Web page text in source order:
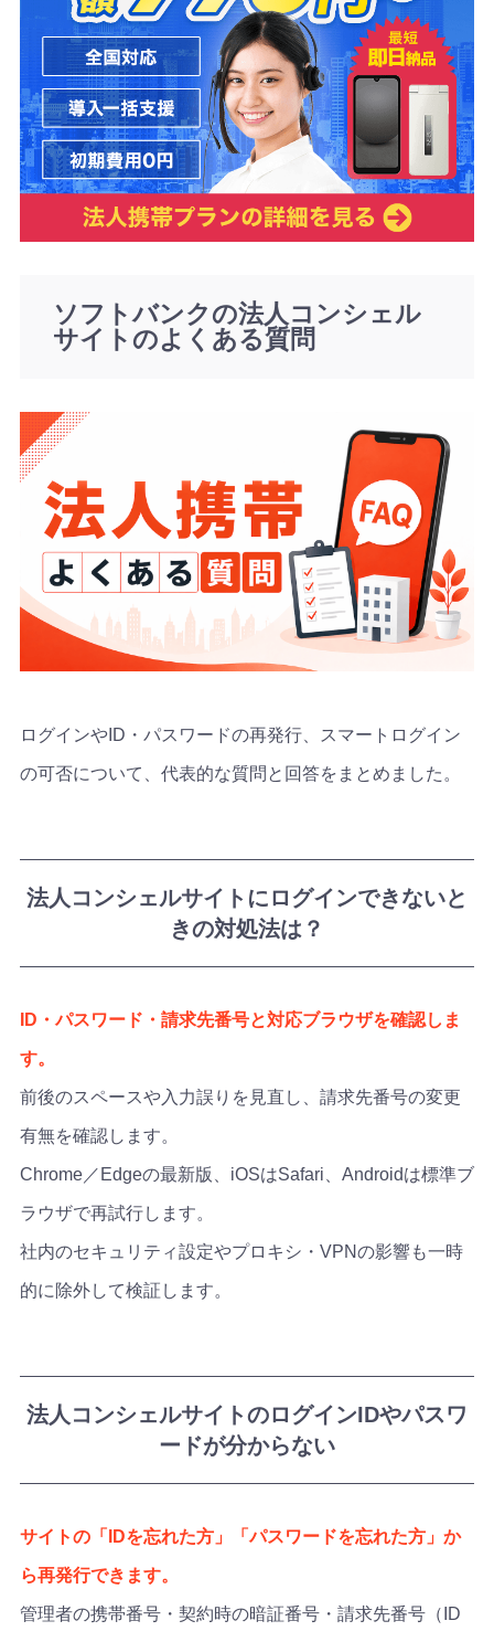
ソフトバンクの法人コンシェル
サイトのよくある質問
ログインやID・パスワードの再発行、スマートログイン
の可否について、代表的な質問と回答をまとめました。
法人コンシェルサイトにログインできないと
きの対処法は？
ID・パスワード・請求先番号と対応ブラウザを確認しま
す。
前後のスペースや入力誤りを見直し、請求先番号の変更
有無を確認します。
Chrome／Edgeの最新版、iOSはSafari、Androidは標準ブ
ラウザで再試行します。
社内のセキュリティ設定やプロキシ・VPNの影響も一時
的に除外して検証します。
法人コンシェルサイトのログインIDやパスワ
ードが分からない
サイトの「IDを忘れた方」「パスワードを忘れた方」か
ら再発行できます。
管理者の携帯番号・契約時の暗証番号・請求先番号（ID